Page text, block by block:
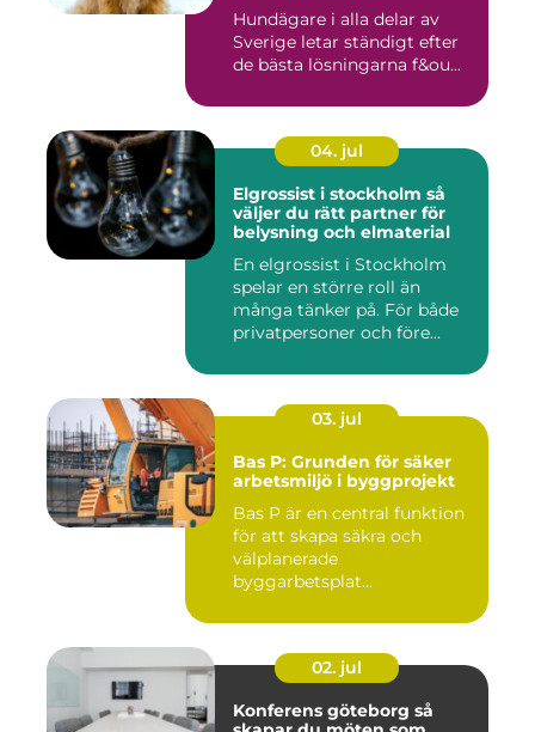
Hundägare i alla delar av
Sverige letar ständigt efter
de bästa lösningarna f&ou...
04. jul
Elgrossist i stockholm så
väljer du rätt partner för
belysning och elmaterial
En elgrossist i Stockholm
spelar en större roll än
många tänker på. För både
privatpersoner och före...
03. jul
Bas P: Grunden för säker
arbetsmiljö i byggprojekt
Bas P är en central funktion
för att skapa säkra och
välplanerade
byggarbetsplat...
02. jul
Konferens göteborg så